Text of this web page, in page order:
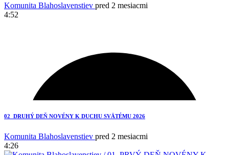
Komunita Blahoslavenstiev pred 2 mesiacmi
4:52
02_DRUHÝ DEŇ NOVÉNY K DUCHU SVÄTÉMU 2026
Komunita Blahoslavenstiev pred 2 mesiacmi
4:26